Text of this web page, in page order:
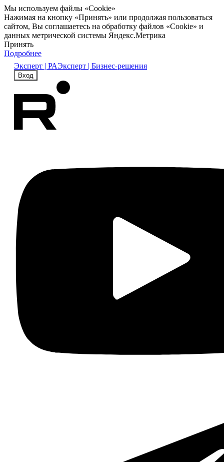
Мы используем файлы «Cookie»
Нажимая на кнопку «Принять» или продолжая пользоваться
сайтом, Вы соглашаетесь на обработку файлов «Cookie» и
данных метрической системы Яндекс.Метрика
Принять
Подробнее
Эксперт | РАЭксперт | Бизнес-решения
Вход